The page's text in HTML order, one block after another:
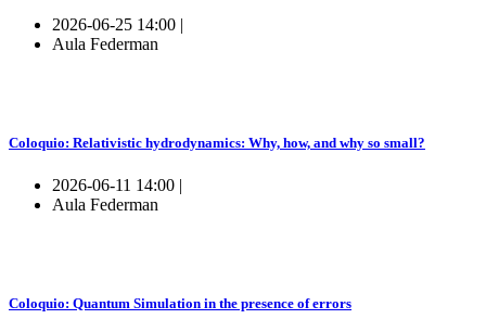
2026-06-25 14:00 |
Aula Federman
Coloquio: Relativistic hydrodynamics: Why, how, and why so small?
2026-06-11 14:00 |
Aula Federman
Coloquio: Quantum Simulation in the presence of errors